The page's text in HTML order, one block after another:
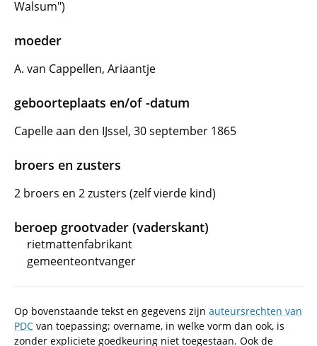
Walsum")
moeder
A. van Cappellen, Ariaantje
geboorteplaats en/of -datum
Capelle aan den IJssel, 30 september 1865
broers en zusters
2 broers en 2 zusters (zelf vierde kind)
beroep grootvader (vaderskant)
rietmattenfabrikant
gemeenteontvanger
Op bovenstaande tekst en gegevens zijn auteursrechten van
PDC van toepassing; overname, in welke vorm dan ook, is
zonder expliciete goedkeuring niet toegestaan. Ook de